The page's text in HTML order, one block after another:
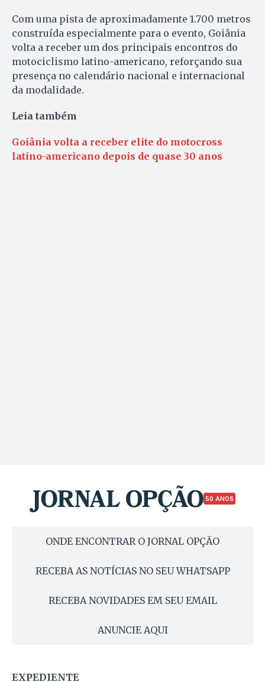
Com uma pista de aproximadamente 1.700 metros
construída especialmente para o evento, Goiânia
volta a receber um dos principais encontros do
motociclismo latino-americano, reforçando sua
presença no calendário nacional e internacional
da modalidade.
Leia também
Goiânia volta a receber elite do motocross
latino-americano depois de quase 30 anos
50 ANOS
ONDE ENCONTRAR O JORNAL OPÇÃO
RECEBA AS NOTÍCIAS NO SEU WHATSAPP
RECEBA NOVIDADES EM SEU EMAIL
ANUNCIE AQUI
EXPEDIENTE